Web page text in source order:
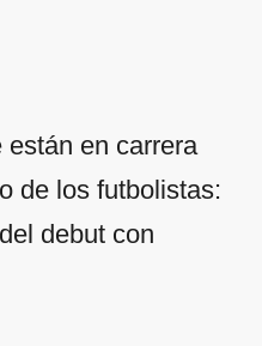
en carrera
de los futbolistas:
debut con